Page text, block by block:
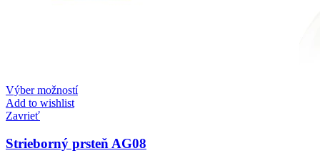
Výber možností
Add to wishlist
Zavrieť
Strieborný prsteň AG08